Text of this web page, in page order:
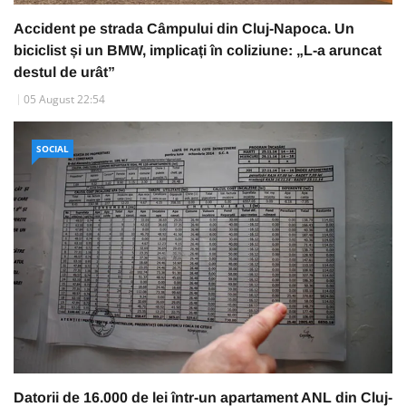
Accident pe strada Câmpului din Cluj-Napoca. Un
biciclist și un BMW, implicați în coliziune: „L-a aruncat
destul de urât”
05 August 22:54
SOCIAL
Datorii de 16.000 de lei într-un apartament ANL din Cluj-